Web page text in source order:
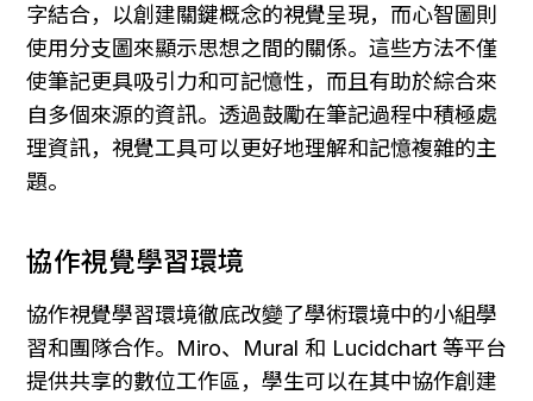
字結合，以創建關鍵概念的視覺呈現，而心智圖則
使用分支圖來顯示思想之間的關係。這些方法不僅
使筆記更具吸引力和可記憶性，而且有助於綜合來
自多個來源的資訊。透過鼓勵在筆記過程中積極處
理資訊，視覺工具可以更好地理解和記憶複雜的主
題。
協作視覺學習環境
協作視覺學習環境徹底改變了學術環境中的小組學
習和團隊合作。Miro、Mural 和 Lucidchart 等平台
提供共享的數位工作區，學生可以在其中協作創建